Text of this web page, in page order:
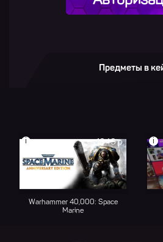
Предметы в
1649 р.
i
Warhammer 40,000: Space
Marine
i